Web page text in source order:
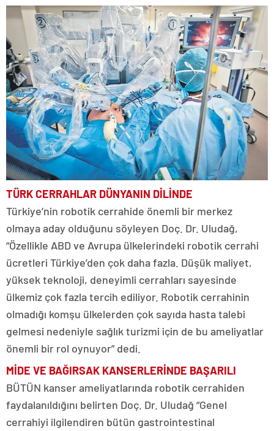
TÜRK CERRAHLAR DÜNYANIN DİLİNDE
Türkiye’nin robotik cerrahide önemli bir merkez
olmaya aday olduğunu söyleyen Doç. Dr. Uludağ,
“Özellikle ABD ve Avrupa ülkelerindeki robotik cerrahi
ücretleri Türkiye’den çok daha fazla. Düşük maliyet,
yüksek teknoloji, deneyimli cerrahları sayesinde
ülkemiz çok fazla tercih ediliyor. Robotik cerrahinin
olmadığı komşu ülkelerden çok sayıda hasta talebi
gelmesi nedeniyle sağlık turizmi için de bu ameliyatlar
önemli bir rol oynuyor” dedi.
MİDE VE BAĞIRSAK KANSERLERİNDE BAŞARILI
BÜTÜN kanser ameliyatlarında robotik cerrahiden
faydalanıldığını belirten Doç. Dr. Uludağ “Genel
cerrahiyi ilgilendiren bütün gastrointestinal